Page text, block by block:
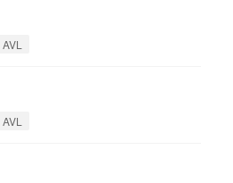
AVL
AVL